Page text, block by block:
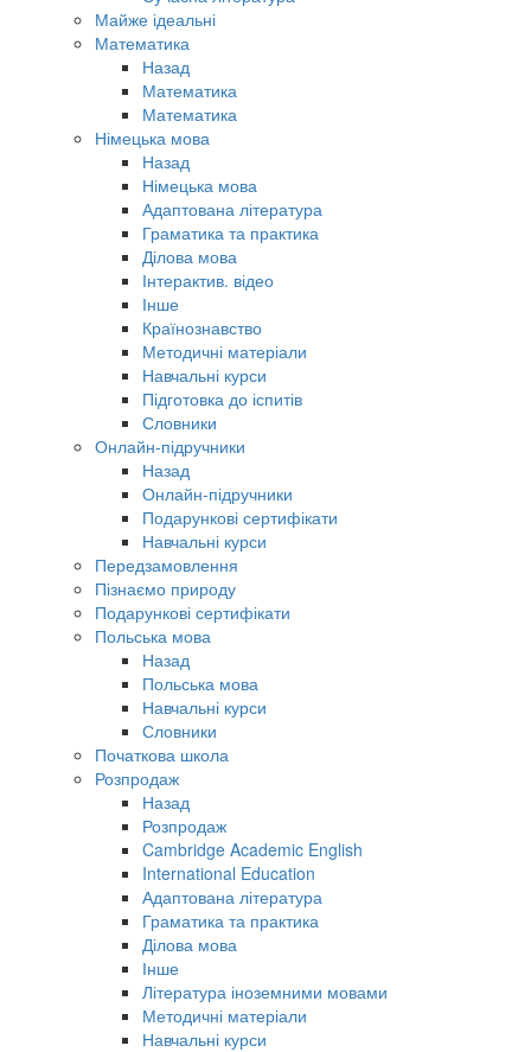
Майже ідеальні
Математика
Назад
Математика
Математика
Німецька мова
Назад
Німецька мова
Адаптована література
Граматика та практика
Ділова мова
Інтерактив. відео
Інше
Країнознавство
Методичні матеріали
Навчальні курси
Підготовка до іспитів
Словники
Онлайн-підручники
Назад
Онлайн-підручники
Подарункові сертифікати
Навчальні курси
Передзамовлення
Пізнаємо природу
Подарункові сертифікати
Польська мова
Назад
Польська мова
Навчальні курси
Словники
Початкова школа
Розпродаж
Назад
Розпродаж
Cambridge Academic English
International Education
Адаптована література
Граматика та практика
Ділова мова
Інше
Література іноземними мовами
Методичні матеріали
Навчальні курси